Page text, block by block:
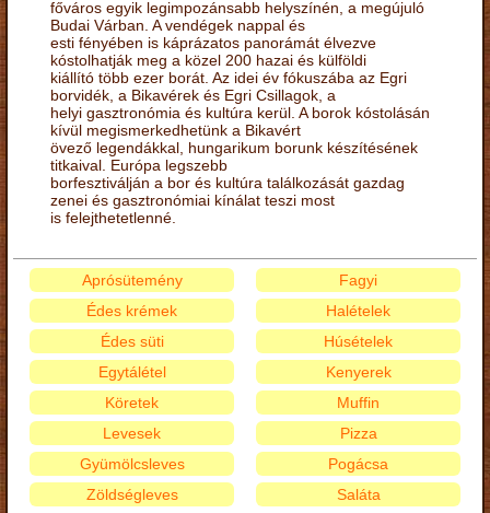
főváros egyik legimpozánsabb helyszínén, a megújuló
Budai Várban. A vendégek nappal és
esti fényében is káprázatos panorámát élvezve
kóstolhatják meg a közel 200 hazai és külföldi
kiállító több ezer borát. Az idei év fókuszába az Egri
borvidék, a Bikavérek és Egri Csillagok, a
helyi gasztronómia és kultúra kerül. A borok kóstolásán
kívül megismerkedhetünk a Bikavért
övező legendákkal, hungarikum borunk készítésének
titkaival. Európa legszebb
borfesztiválján a bor és kultúra találkozását gazdag
zenei és gasztronómiai kínálat teszi most
is felejthetetlenné.
Aprósütemény
Édes krémek
Édes süti
Egytálétel
Fagyi
Halételek
Húsételek
Kenyerek
Köretek
Levesek
Gyümölcsleves
Zöldségleves
Muffin
Pizza
Pogácsa
Saláta